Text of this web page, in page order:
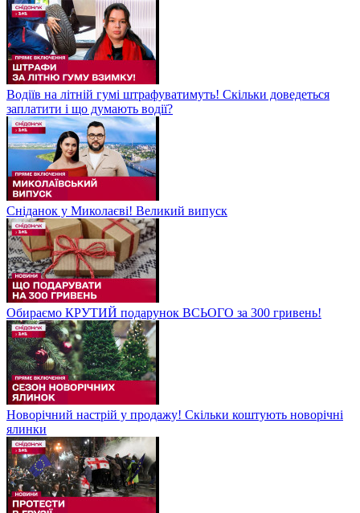
Водіїв на літній гумі штрафуватимуть! Скільки доведеться
заплатити і що думають водії?
Сніданок у Миколаєві! Великий випуск
Обираємо КРУТИЙ подарунок ВСЬОГО за 300 гривень!
Новорічний настрій у продажу! Скільки коштують новорічні
ялинки